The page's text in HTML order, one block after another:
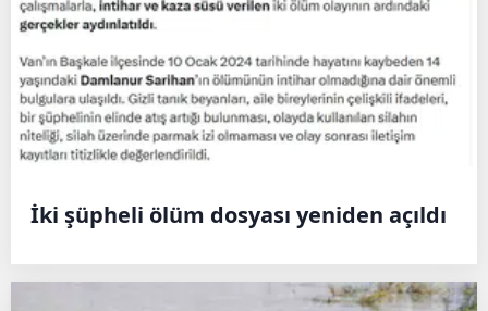
İki şüpheli ölüm dosyası yeniden açıldı